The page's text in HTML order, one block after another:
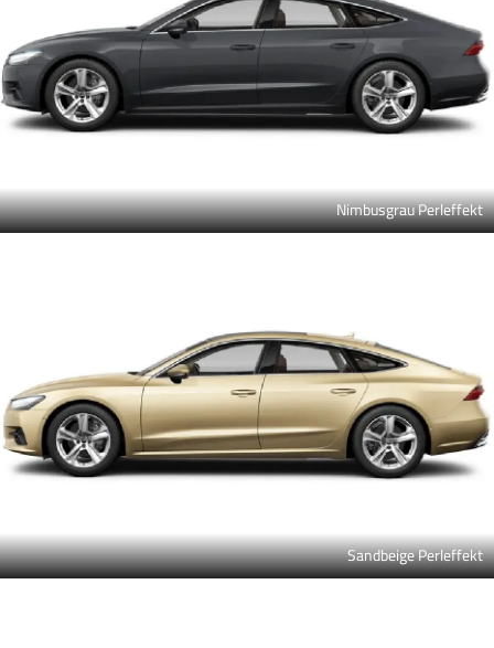
Nimbusgrau Perleffekt
Sandbeige Perleffekt